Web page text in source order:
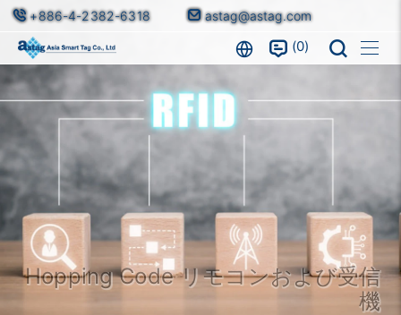
+886-4-2382-6318 astag@astag.com
0
Hopping Code リモコンおよび受信
機